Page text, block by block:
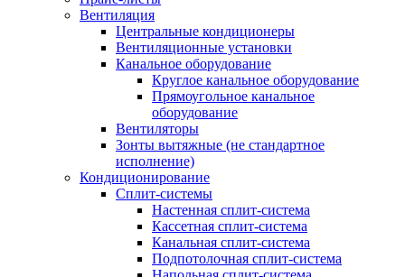
Вентиляция
Центральные кондиционеры
Вентиляционные установки
Канальное оборудование
Круглое канальное оборудование
Прямоугольное канальное
оборудование
Вентиляторы
Зонты вытяжные (не стандартное
исполнение)
Кондиционирование
Сплит-системы
Настенная сплит-система
Кассетная сплит-система
Канальная сплит-система
Подпотолочная сплит-система